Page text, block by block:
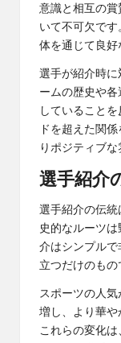
意識と相互の賞
いて不可欠で
体を通じて良好
選手が紹介時に
ームの歴史や
していること
ドを超えた関
りポジティブな
選手紹介
選手紹介の伝
史的なルーツ
介はシンプルで
立つだけのもの
スポーツの人
増し、より華や
これらの変化